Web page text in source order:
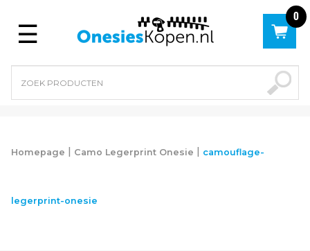
Menu
0
Homepage | Camo Legerprint Onesie | camouflage-
legerprint-onesie